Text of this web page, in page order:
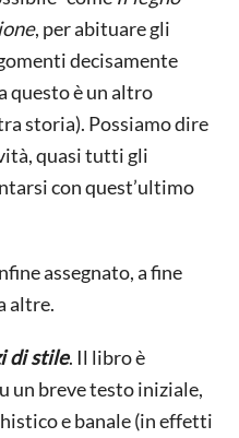
, per abituare gli
decisamente
questo è un altro
storia). Possiamo dire
quasi tutti gli
con quest’ultimo
assegnato, a fine
altre.
di stile. Il libro è
un breve testo iniziale,
e banale (in effetti